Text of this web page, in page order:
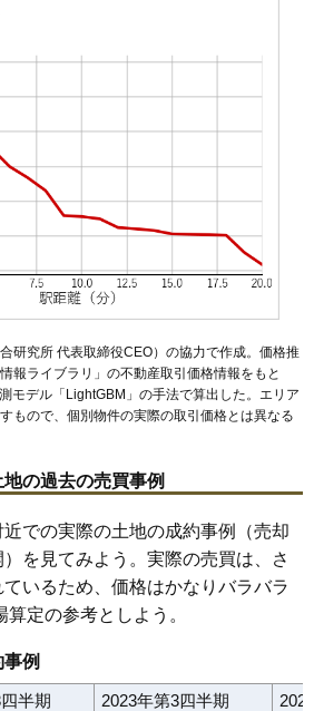
研究所 代表取締役CEO）の協力で作成。価格推
報ライブラリ 」の不動産取引価格情報をもと
モデル「LightGBM」の手法で算出した。エリア
もので、個別物件の実際の取引価格とは異なる
の過去の売買事例
での実際の土地の成約事例（売却
を見てみよう。実際の売買は、さ
いるため、価格はかなりバラバラ
定の参考としよう。
例
半期 2023年第3四半期